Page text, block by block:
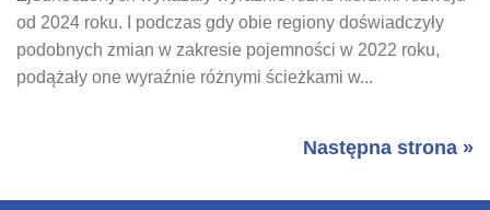
od 2024 roku. I podczas gdy obie regiony doświadczyły
podobnych zmian w zakresie pojemności w 2022 roku,
podążały one wyraźnie różnymi ścieżkami w...
Następna strona »